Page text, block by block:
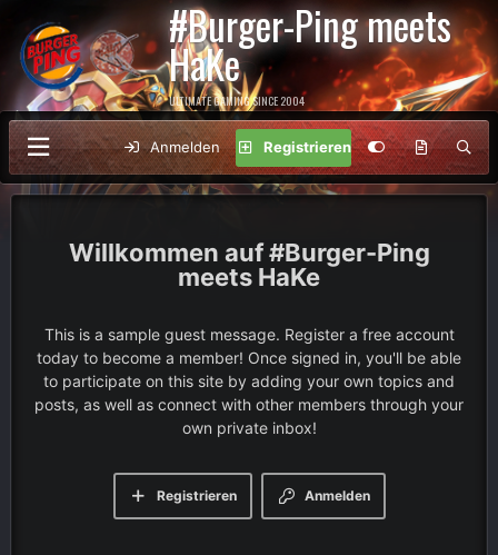
#Burger-Ping meets
HaKe
ULTIMATE GAMING SINCE 2004
Anmelden Registrieren
#Burger-Ping
meets HaKe
This is a sample guest message. Register a free account
today to become a member! Once signed in, you'll be able
to participate on this site by adding your own topics and
posts, as well as connect with other members through your
own private inbox!
Anmelden
Registrieren